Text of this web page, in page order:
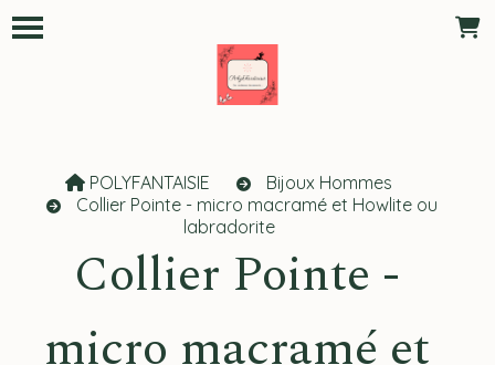
POLYFANTAISIE
Bijoux Hommes
Collier Pointe - micro macramé et Howlite ou
labradorite
Collier Pointe -
micro macramé et